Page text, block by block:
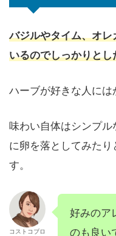
バジルやタイム、オ
いるのでしっかりと
ハーブが好きな人には
味わい自体はシンプル
に卵を落としてみた
す。
コストコブロ
好みのア
のも良い